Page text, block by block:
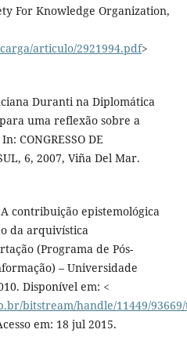
For Knowledge Organization,
articulo/2921994.pdf>
Duranti na Diplomática
uma reflexão sobre a
CONGRESSO DE
6, 2007, Viña Del Mar.
contribuição epistemológica
da arquivística
(Programa de Pós-
– Universidade
Disponível em: <
bitstream/handle/11449/
em: 18 jul 2015.